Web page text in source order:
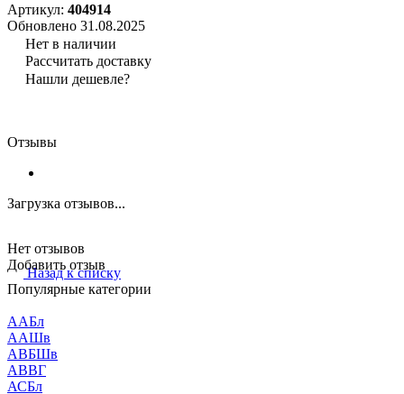
Артикул: 404914
Обновлено 31.08.2025
Нет в наличии
Рассчитать доставку
Нашли дешевле?
Отзывы
Загрузка отзывов...
Нет отзывов
Добавить отзыв
Назад к списку
Популярные категории
ААБл
ААШв
АВБШв
АВВГ
АСБл